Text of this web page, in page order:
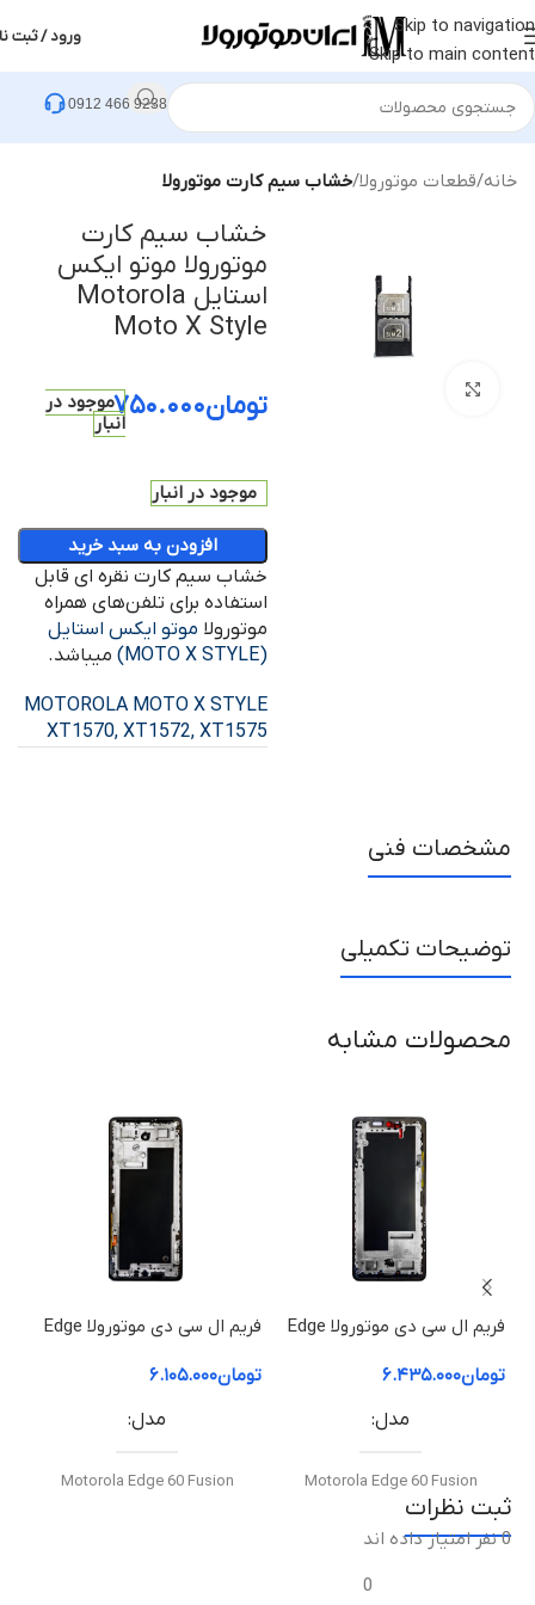
Skip to navigation
Skip to main content
ورود / ثبت
0912 466 9238
خانه قطعات موتورولا خشاب سیم کارت موتورولا
خشاب سیم کارت
موتورولا موتو ایکس
استایل Motorola
Moto X Style
تومان۷۵۰.۰۰۰موجود در
انبار
موجود در انبار
افزودن به سبد خرید
خشاب سیم کارت نقره ای قابل
استفاده برای تلفن‌های همراه
موتورولا موتو ایکس استایل
(MOTO X STYLE)
میباشد.
MOTOROLA MOTO X STYLE
XT1570, XT1572, XT1575
مشخصات فنی
توضیحات تکمیلی
محصولات مشابه
فریم ال سی دی موتورولا Edge
تومان۶.۴۳۵.۰۰۰
مدل
Motorola Edge 60 Fusion
نوع قطعه
فریم ال سی دی موتورولا Edge
تومان۶.۱۰۵.۰۰۰
مدل
Motorola Edge 60 Fusion
ثبت نظرات
0 نفر امتیاز داده اند
0